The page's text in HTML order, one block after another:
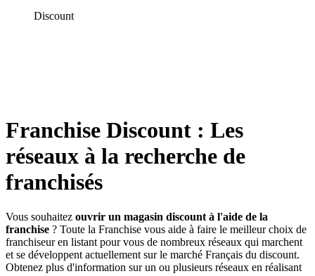
Discount
Franchise Discount : Les
réseaux à la recherche de
franchisés
Vous souhaitez ouvrir un magasin discount à l'aide de la
franchise ? Toute la Franchise vous aide à faire le meilleur choix de
franchiseur en listant pour vous de nombreux réseaux qui marchent
et se développent actuellement sur le marché Français du discount.
Obtenez plus d'information sur un ou plusieurs réseaux en réalisant